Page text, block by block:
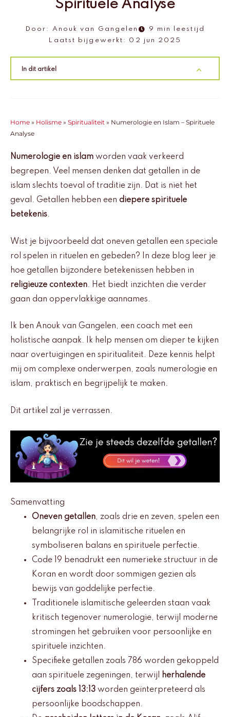
Spirituele Analyse
Door: Anouk van Gangelen
9 min leestijd
Laatst bijgewerkt:
02 jun 2025
In dit artikel
Home » Holisme » Spiritualiteit » Numerologie en Islam – Spirituele
Analyse
Numerologie en islam worden vaak verkeerd
begrepen. Veel mensen denken dat getallen in de
islam slechts toeval of traditie zijn. Dat is niet het
geval. Getallen hebben een diepere spirituele
betekenis.
Wist je bijvoorbeeld dat oneven getallen een speciale
rol spelen in rituelen en gebeden? In deze blog leer je
hoe getallen bijzondere betekenissen hebben in
religieuze contexten. Het biedt inzichten die verder
gaan dan oppervlakkige aannames.
Ik ben Anouk van Gangelen, een coach met een
holistische aanpak. Ik help mensen om dieper te kijken
naar overtuigingen en spiritualiteit. Deze kennis helpt
mij om complexe onderwerpen, zoals numerologie en
islam, praktisch en begrijpelijk te maken.
Dit artikel zal je verrassen.
Samenvatting
Oneven getallen, zoals drie en zeven, spelen een
belangrijke rol in islamitische rituelen en
symboliseren balans en spirituele perfectie.
Code 19 benadrukt een numerieke structuur in de
Koran en wordt door sommigen gezien als
bewijs van goddelijke perfectie.
Traditionele islamitische geleerden staan vaak
kritisch tegenover numerologie, terwijl moderne
stromingen het gebruiken voor persoonlijke en
spirituele inzichten.
Specifieke getallen zoals 786 worden gekoppeld
aan spirituele zegeningen, terwijl
herhalende
cijfers zoals 13:13 worden geïnterpreteerd als
persoonlijke boodschappen.